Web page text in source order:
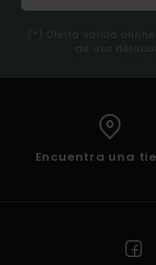
(*) Oferta valida
de uso
Encuentra una